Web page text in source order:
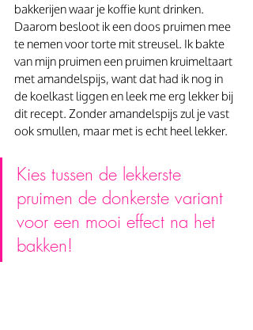
bakkerijen waar je koffie kunt drinken.
Daarom besloot ik een doos pruimen mee
te nemen voor torte mit streusel. Ik bakte
van mijn pruimen een pruimen kruimeltaart
met amandelspijs, want dat had ik nog in
de koelkast liggen en leek me erg lekker bij
dit recept. Zonder amandelspijs zul je vast
ook smullen, maar met is echt heel lekker.
Kies tussen de lekkerste
pruimen de donkerste variant
voor een mooi effect na het
bakken!